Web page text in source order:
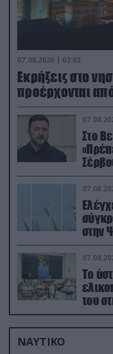
07.08.2026 | 02:02
Εκρήξεις στο
προέρχονται
Στο
στην
Το
του
ΝΑΥΤΙΚΟ